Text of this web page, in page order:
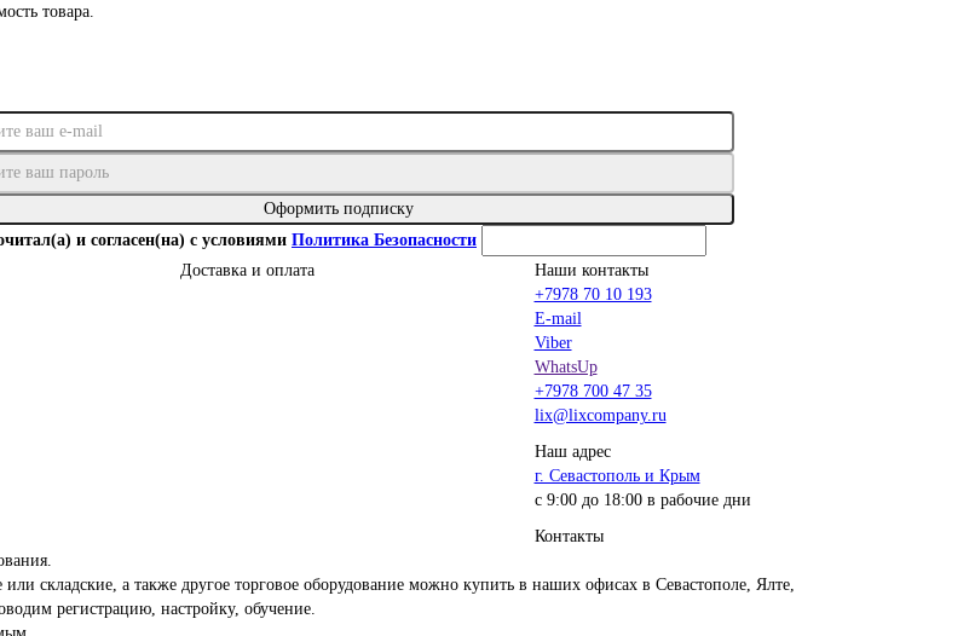
товара.
Оформить подписку
и согласен(на) с условиями Политика Безопасности
Доставка и оплата
Наши контакты
+7978 70 10 193
E-mail
Viber
WhatsUp
+7978 700 47 35
lix@lixcompany.ru
Наш адрес
г. Севастополь и Крым
с 9:00 до 18:00 в рабочие дни
Контакты
складские, а также другое торговое оборудование можно купить в наших офисах в Севастополе, Ялте,
регистрацию, настройку, обучение.